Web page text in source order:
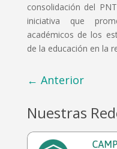
consolidación del
iniciativa que
académicos de los
de la educación en la
← Anterior
Nuestras